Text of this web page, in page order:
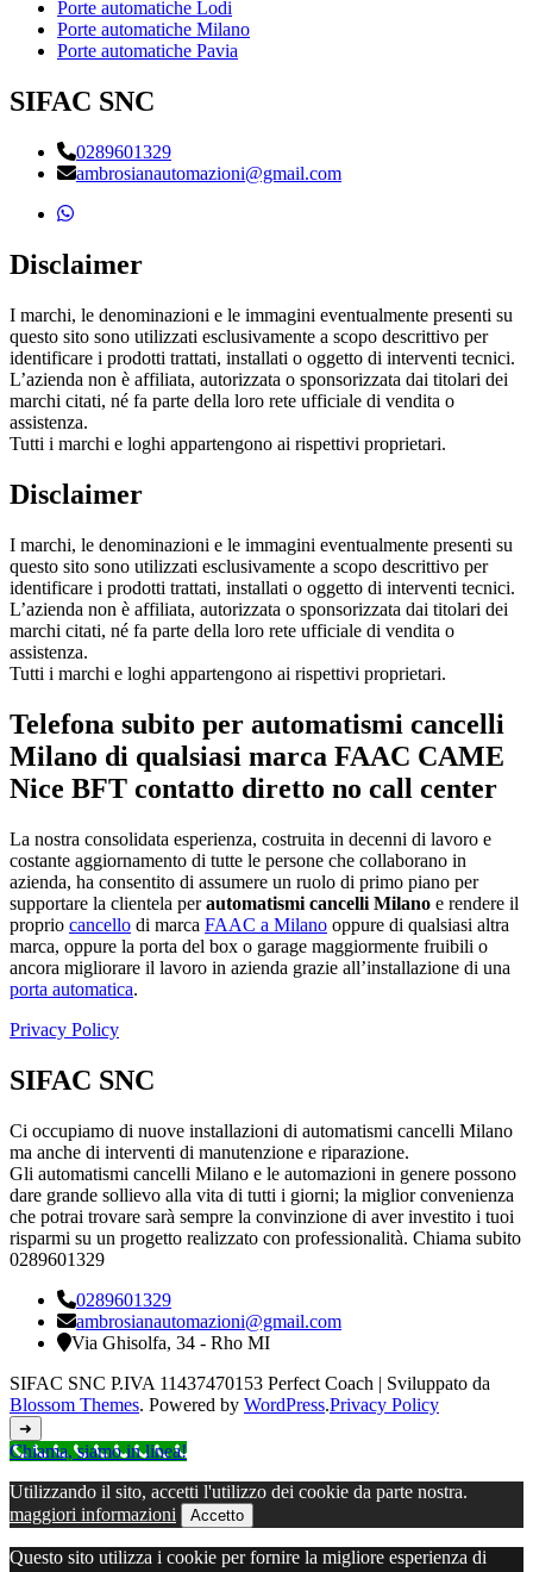
Porte automatiche Lodi
Porte automatiche Milano
Porte automatiche Pavia
SIFAC SNC
0289601329
ambrosianautomazioni@gmail.com
Disclaimer
I marchi, le denominazioni e le immagini eventualmente presenti su
questo sito sono utilizzati esclusivamente a scopo descrittivo per
identificare i prodotti trattati, installati o oggetto di interventi tecnici.
L’azienda non è affiliata, autorizzata o sponsorizzata dai titolari dei
marchi citati, né fa parte della loro rete ufficiale di vendita o
assistenza.
Tutti i marchi e loghi appartengono ai rispettivi proprietari.
Disclaimer
I marchi, le denominazioni e le immagini eventualmente presenti su
questo sito sono utilizzati esclusivamente a scopo descrittivo per
identificare i prodotti trattati, installati o oggetto di interventi tecnici.
L’azienda non è affiliata, autorizzata o sponsorizzata dai titolari dei
marchi citati, né fa parte della loro rete ufficiale di vendita o
assistenza.
Tutti i marchi e loghi appartengono ai rispettivi proprietari.
Telefona subito per automatismi cancelli
Milano di qualsiasi marca FAAC CAME
Nice BFT contatto diretto no call center
La nostra consolidata esperienza, costruita in decenni di lavoro e
costante aggiornamento di tutte le persone che collaborano in
azienda, ha consentito di assumere un ruolo di primo piano per
supportare la clientela perautomatismi cancelli Milano e rendere il
proprio cancello di marca FAAC a Milano oppure di qualsiasi altra
marca, oppure la porta del box o garage maggiormente fruibili o
ancora migliorare il lavoro in azienda grazie all’installazione di una
porta automatica.
Privacy Policy
SIFAC SNC
Ci occupiamo di nuove installazioni di automatismi cancelli Milano
ma anche di interventi di manutenzione e riparazione.
Gli automatismi cancelli Milano e le automazioni in genere possono
dare grande sollievo alla vita di tutti i giorni; la miglior convenienza
che potrai trovare sarà sempre la convinzione di aver investito i tuoi
risparmi su un progetto realizzato con professionalità. Chiama subito
0289601329
0289601329
ambrosianautomazioni@gmail.com
Via Ghisolfa, 34 - Rho MI
SIFAC SNC P.IVA 11437470153 Perfect Coach | Sviluppato da
Blossom Themes. Powered by WordPress.Privacy Policy
➜
Chiama, siamo in linea!
Utilizzando il sito, accetti l'utilizzo dei cookie da parte nostra.
maggiori informazioni
Accetto
Questo sito utilizza i cookie per fornire la migliore esperienza di